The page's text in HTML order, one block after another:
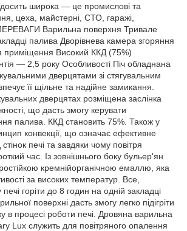
досить широка — це промислові та
цеха, майстерні, СТО, гаражі,
Варильна поверхня Тривале
палива Дворівнева камера згоряння
приміщення Високий ККД (75%)
— 2,5 року Особливості Піч обладнана
дверцятами зі стягувальним
її щільне та надійне замикання.
дверцятах розміщена заслінка
що дасть змогу керувати
палива. ККД становить 75%. Також у
конвекції, що означає ефективне
печі та завдяки чому повітря
час. Із зовнішнього боку бульер'ян
кремнійорганічною емаллю, яка
за високих температур. Все,
горіти до 8 годин на одній закладці
поверхні дасть змогу легко підігріти
в процесі роботи печі. Дровяна варильна
Lux служить для повітряного опалення